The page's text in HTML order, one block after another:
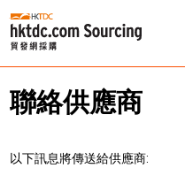
聯絡供應商
以下訊息將傳送給供應商: